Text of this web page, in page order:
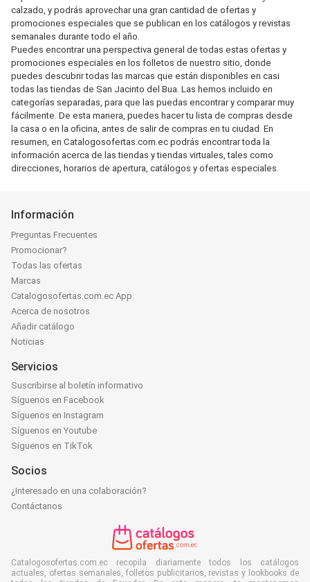
calzado, y podrás aprovechar una gran cantidad de ofertas y
promociones especiales que se publican en los catálogos y revistas
semanales durante todo el año.
Puedes encontrar una perspectiva general de todas estas ofertas y
promociones especiales en los folletos de nuestro sitio, donde
puedes descubrir todas las marcas que están disponibles en casi
todas las tiendas de San Jacinto del Bua. Las hemos incluido en
categorías separadas, para que las puedas encontrar y comparar muy
fácilmente. De esta manera, puedes hacer tu lista de compras desde
la casa o en la oficina, antes de salir de compras en tu ciudad. En
resumen, en Catalogosofertas.com.ec podrás encontrar toda la
información acerca de las tiendas y tiendas virtuales, tales como
direcciones, horarios de apertura, catálogos y ofertas especiales.
Información
Preguntas Frecuentes
Promocionar?
Todas las ofertas
Marcas
Catalogosofertas.com.ec App
Acerca de nosotros
Añadir catálogo
Noticias
Servicios
Suscribirse al boletín informativo
Síguenos en Facebook
Síguenos en Instagram
Síguenos en Youtube
Síguenos en TikTok
Socios
¿Interesado en una colaboración?
Contáctanos
Catalogosofertas.com.ec recopila diariamente todos los catálogos
actuales, ofertas semanales, folletos publicitarios, revistas y lookbooks de